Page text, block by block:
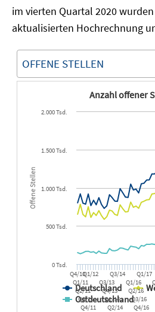
im vierten Quartal 2020
aktualisierten Hochrechnung
OFFENE STELLEN
Offene Stellen
Anzahl offener
Deutschland
Ostdeutschland
Q4/10
Q1/11
Q2/11
Q3/11
Q4/11
Q1/12
Q3/13
Q4/13
Q1/14
Q2/14
Q3/14
Q1/16
Q2/16
Q3/16
Q4/16
Q1/17
0 Tsd.
500 Tsd.
1.000 Tsd.
1.500 Tsd.
2.000 Tsd.